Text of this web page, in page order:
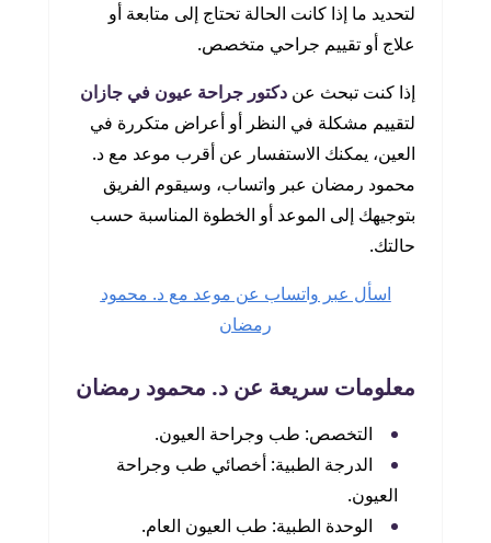
لتحديد ما إذا كانت الحالة تحتاج إلى متابعة أو
علاج أو تقييم جراحي متخصص.
إذا كنت تبحث عن دكتور جراحة عيون في جازان
لتقييم مشكلة في النظر أو أعراض متكررة في
العين، يمكنك الاستفسار عن أقرب موعد مع د.
محمود رمضان عبر واتساب، وسيقوم الفريق
بتوجيهك إلى الموعد أو الخطوة المناسبة حسب
حالتك.
اسأل عبر واتساب عن موعد مع د. محمود
رمضان
معلومات سريعة عن د. محمود رمضان
التخصص: طب وجراحة العيون.
الدرجة الطبية: أخصائي طب وجراحة
العيون.
الوحدة الطبية: طب العيون العام.